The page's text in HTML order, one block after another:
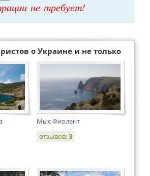
не требует!
о Украине и не только
Мыс Фиолент
отзывов:3